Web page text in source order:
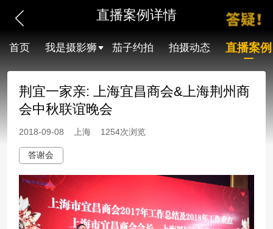
直播案例详情
首页 我是摄影狮 茄子约拍 拍摄动态 直播案例
荆宜一家亲: 上海宜昌商会&上海荆州商
会中秋联谊晚会
2018-09-08 上海 1254次浏览
答谢会